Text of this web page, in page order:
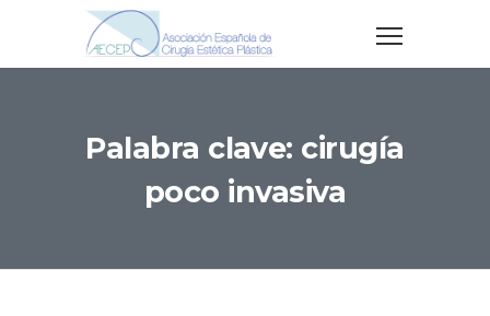
Palabra clave: cirugía
poco invasiva